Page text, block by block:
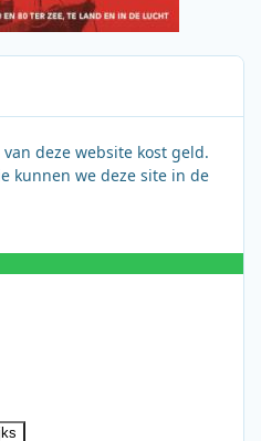
deze website kost geld.
kunnen we deze site in de